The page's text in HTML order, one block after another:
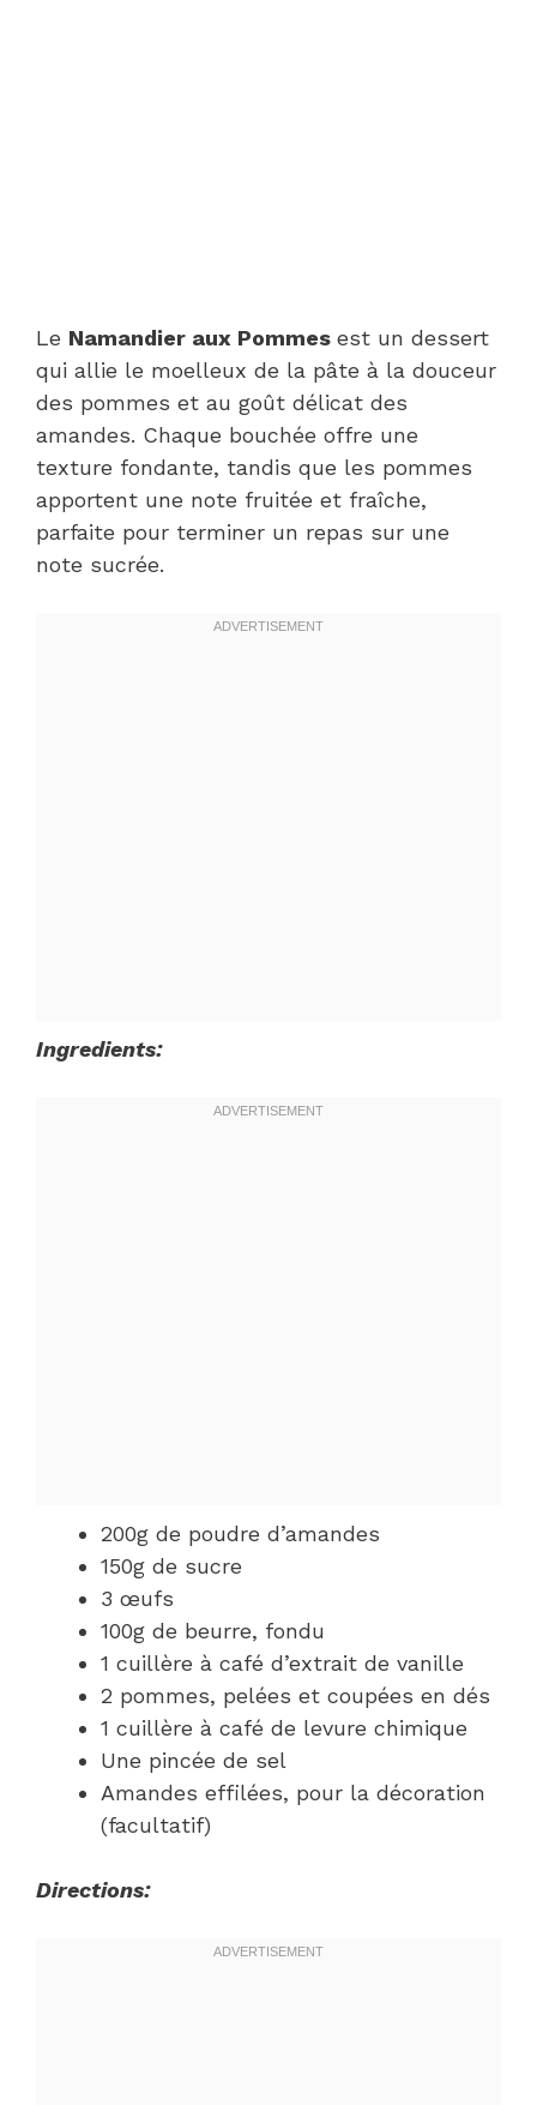
Le Namandier aux Pommes est un dessert
qui allie le moelleux de la pâte à la douceur
des pommes et au goût délicat des
amandes. Chaque bouchée offre une
texture fondante, tandis que les pommes
apportent une note fruitée et fraîche,
parfaite pour terminer un repas sur une
note sucrée.
Ingredients:
200g de poudre d’amandes
150g de sucre
3 œufs
100g de beurre, fondu
1 cuillère à café d’extrait de vanille
2 pommes, pelées et coupées en dés
1 cuillère à café de levure chimique
Une pincée de sel
Amandes effilées, pour la décoration
(facultatif)
Directions: